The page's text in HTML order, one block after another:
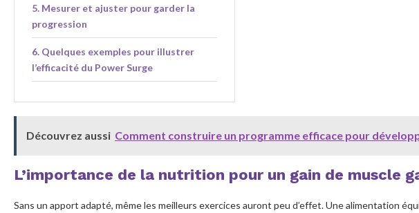
Mesurer et ajuster pour garder la
progression
Quelques exemples pour illustrer
l’efficacité du Power Surge
Un mot sur la supervision
Révolution dans ta salle de sport
Découvrez aussi Comment construire un programme efficace pour
L’importance de la nutrition pour un gain de muscle
Sans un apport adapté, même les meilleurs exercices auront peu d’effet. Une alimentation